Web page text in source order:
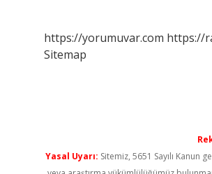
https://yorumuvar.com https://
Sitemap
Yasal Uyarı: Sitemiz, 5651 Sayılı